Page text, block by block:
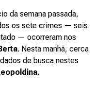
da semana passada,
os sete crimes — seis
— ocorreram nos
. Nesta manhã, cerca
de busca nestes
.